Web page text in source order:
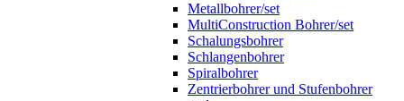
Metallbohrer/set
MultiConstruction Bohrer/set
Schalungsbohrer
Schlangenbohrer
Spiralbohrer
Zentrierbohrer und Stufenbohrer